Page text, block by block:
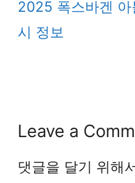
2025 폭스바겐
시 정보
Leave a
댓글을 달기 위해